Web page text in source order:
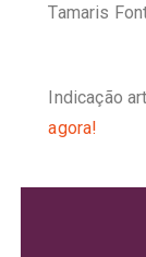
Tamaris
Indicação
agora!